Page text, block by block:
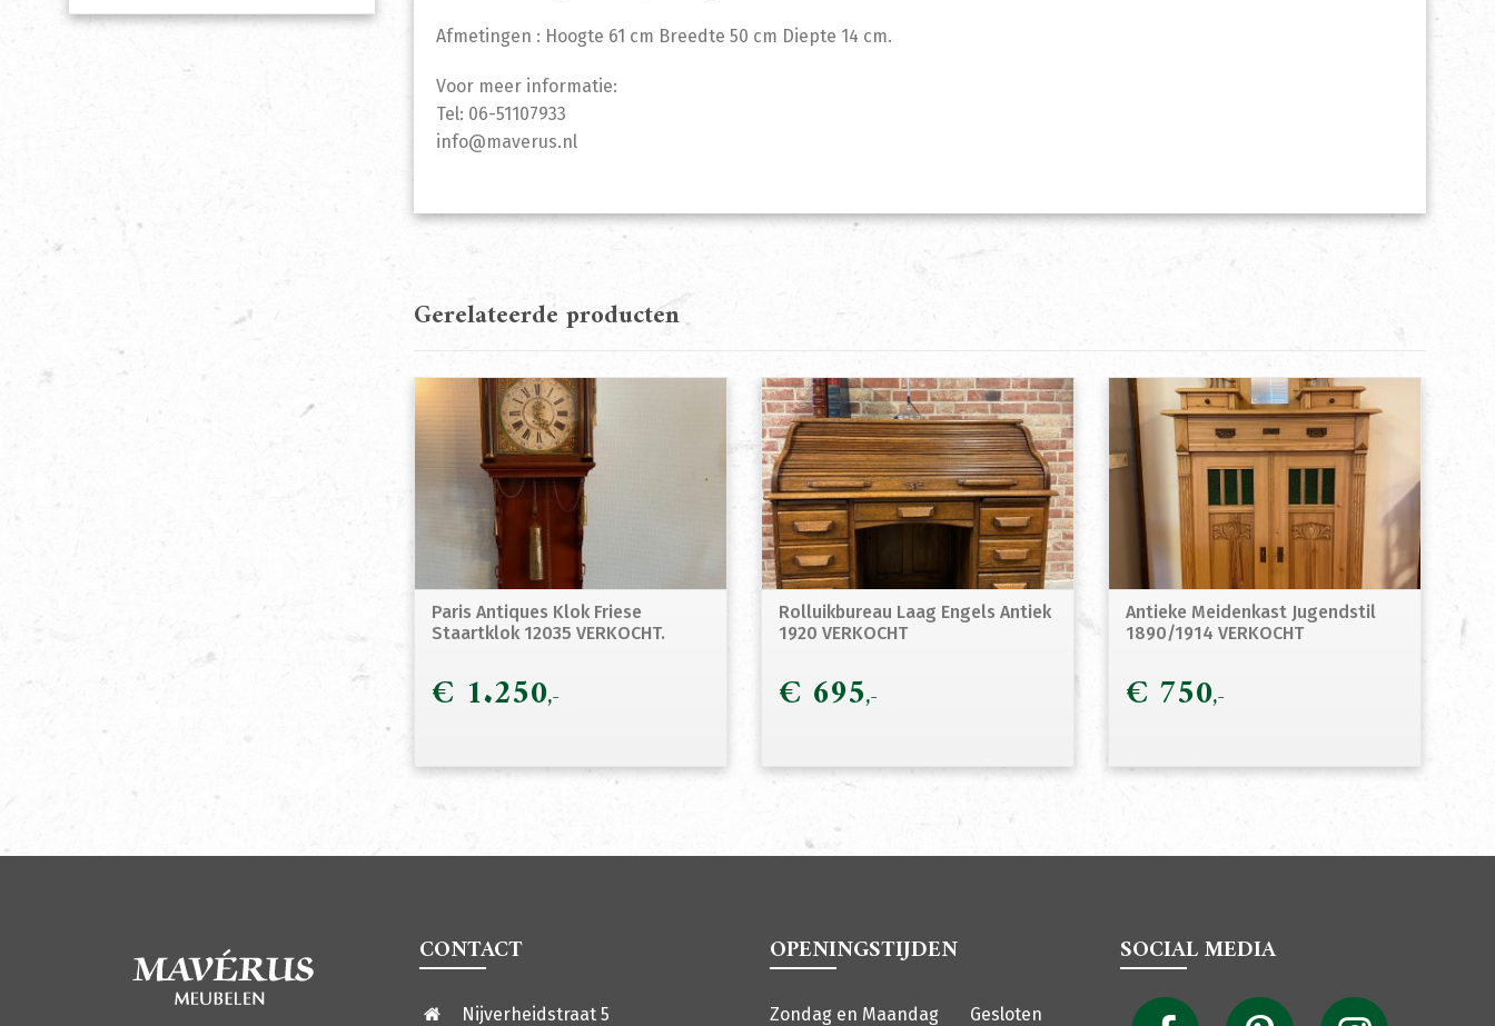
Afmetingen : Hoogte 61 cm Breedte 50 cm Diepte 14 cm.
Voor meer informatie:
Tel: 06-51107933
info@maverus.nl
Gerelateerde producten
Paris Antiques Klok Friese
Staartklok 12035 VERKOCHT.
€ 1.250
Rolluikbureau Laag Engels Antiek
1920 VERKOCHT
€ 695
Antieke Meidenkast Jugendstil
1890/1914 VERKOCHT
€ 750
CONTACT
Nijverheidstraat 5
OPENINGSTIJDEN
Zondag en Maandag Gesloten
SOCIAL MEDIA